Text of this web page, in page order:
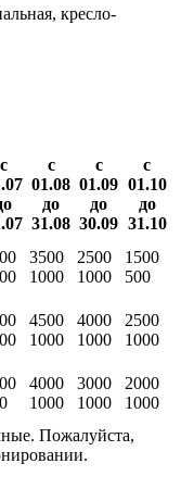
кресло-
с
с
01.08
до
31.08
с
01.09
до
30.09
с
01.10
до
31.10
3500
1000
2500
1000
1500
500
4500
1000
4000
1000
2500
1000
4000
1000
3000
1000
2000
1000
Пожалуйста,